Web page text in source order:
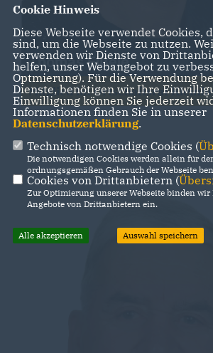
Thomas Eißele
Mitglied im Ortschaftsrat
Cookie Hinweis
Diese Webseite verwendet Cookies,
sind, um die Webseite zu nutzen.
verwenden wir Dienste von
helfen, unser Webangebot zu
Optmierung). Für die Verwendung
Dienste, benötigen wir Ihre
Einwilligung können Sie jederzeit
Informationen finden Sie in unserer
Datenschutzerklärung.
Technisch notwendige Cookies (
Die notwendigen Cookies werden allein für
ordnungsgemäßen Gebrauch der Webseite
Cookies von Drittanbietern (
Zur Optimierung unserer Webseite binden wir
Angebote von Drittanbietern ein.
Alle akzeptieren Auswahl speichern